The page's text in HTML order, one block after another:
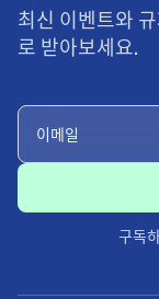
최신 이벤트와
로 받아보세요.
구독